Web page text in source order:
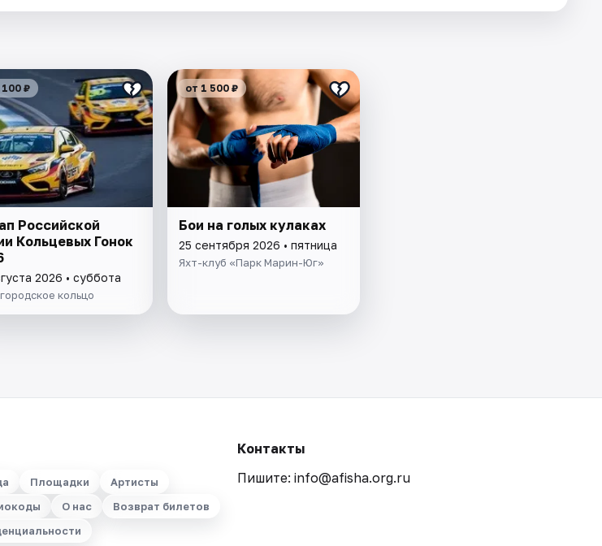
100 ₽
Российской
Кольцевых Гонок
2026 • суббота
кольцо
от 1 500 ₽
Бои на голых кулаках
25 сентября 2026 • пятница
Яхт-клуб «Парк Марин-Юг»
Площадки
Артисты
О нас
Возврат билетов
Контакты
Пишите: info@afisha.org.ru